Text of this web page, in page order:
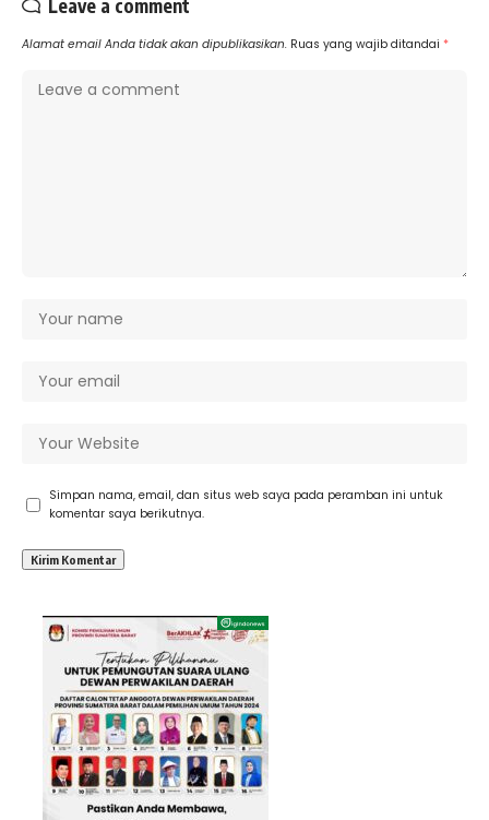
Leave a comment
Alamat email Anda tidak akan dipublikasikan. Ruas yang wajib ditandai *
Simpan nama, email, dan situs web saya pada peramban ini untuk
komentar saya berikutnya.